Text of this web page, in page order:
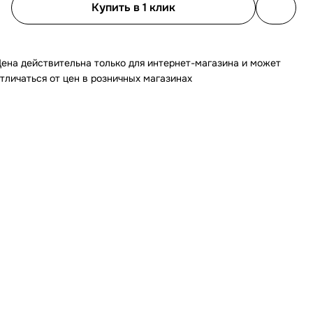
Купить в 1 клик
действительна только для интернет-магазина и может
от цен в розничных магазинах